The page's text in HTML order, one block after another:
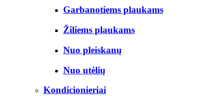
Garbanotiems plaukams
Žiliems plaukams
Nuo pleiskanų
Nuo utėlių
Kondicionieriai